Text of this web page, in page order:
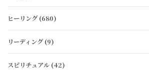
ヒーリング(680)
リーディング(9)
スピリチュアル (42)